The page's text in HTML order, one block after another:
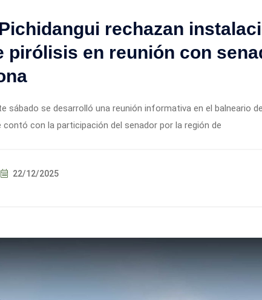
rechazan
pirólisis en reunión con
sábado se desarrolló una reunión informativa en el balneario de
contó con la participación del senador por la región de
22/12/2025